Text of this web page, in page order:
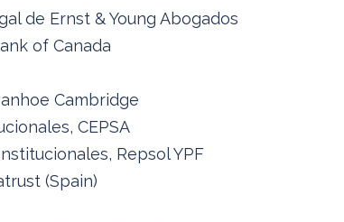
de Ernst & Young Abogados
of Canada
Cambridge
CEPSA
Repsol YPF
(Spain)